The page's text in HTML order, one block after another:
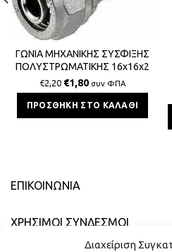
Διαχείριση
ΓΩΝΙΑ ΜΗΧΑΝΙΚΗΣ ΣΥΣΦΙΞΗΣ
ΠΟΛΥΣΤΡΩΜΑΤΙΚΗΣ 16x16x2
BS
€2,20 €1,80 συν ΦΠΑ
ΠΡΟΣΘΉΚΗ ΣΤΟ ΚΑΛΆΘΙ
ΕΠΙΚΟΙΝΩΝΊΑ
ΧΡΗΣΙΜΟΙ ΣΥΝΔΕΣΜΟΙ